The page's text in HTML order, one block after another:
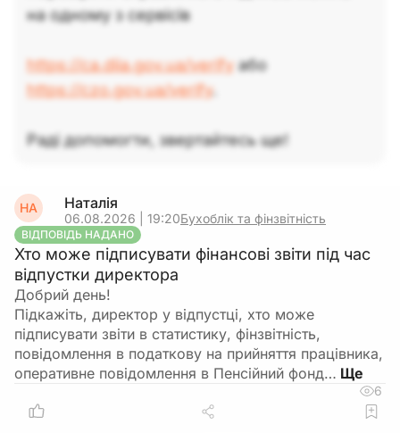
на одному з сервісів
https://ca.diia.gov.ua/verifyабо
https://czo.gov.ua/verify.
Раді допомогти, звертайтесь ще!
НА Наталія
06.08.2026 | 19:20Бухоблік та фінзвітність
ВІДПОВІДЬ НАДАНО
Хто може підписувати фінансові звіти під час
відпустки директора
Добрий день!
Підкажіть, директор у відпустці, хто може
підписувати звіти в статистику, фінзвітність,
повідомлення в податкову на прийняття працівника,
оперативне повідомлення в Пенсійний фонд…
6